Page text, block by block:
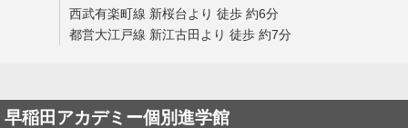
西武有楽町線 新桜台より 徒歩 約6分
都営大江戸線 新江古田より 徒歩 約7分
早稲田アカデミー個別進学館